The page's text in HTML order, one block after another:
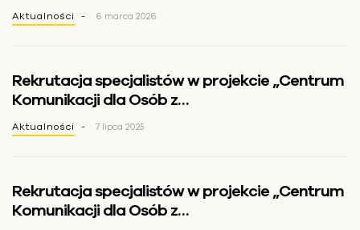
Aktualności 6 marca 2026
Rekrutacja specjalistów w projekcie „Centrum
Komunikacji dla Osób z
Aktualności 7 lipca 2025
Rekrutacja specjalistów w projekcie „Centrum
Komunikacji dla Osób z